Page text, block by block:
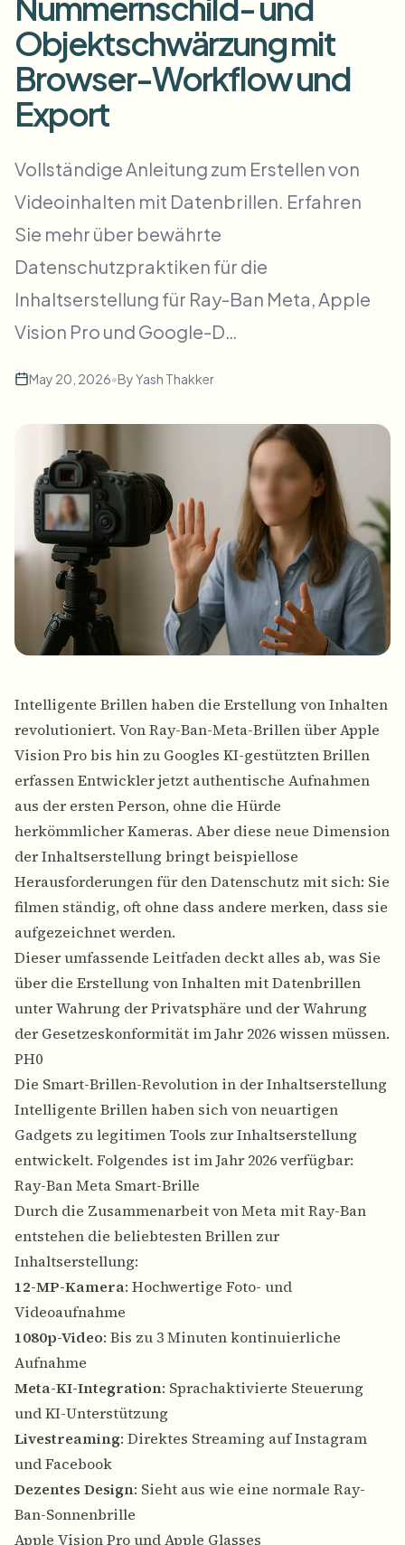
Gesichtstausch - Video
Video-Intelligenz
Viele Videos auf einmal bearbeiten
Massen-Gesichtsweichzeichnung
Hochdurchsatz-Pipelines
Alles weichzeichnen
Enterprise-Zonen, Richtlinien und Überprüfung
API & SDK
Kontaktformular
Video-Intelligenz
Massen-Hintergrundentfernung
Objektschwärzung mit
Browser-Workflow und
Export
Vollständige Anleitung zum Erstellen von
Videoinhalten mit Datenbrillen. Erfahren
Sie mehr über bewährte
Datenschutzpraktiken für die
Inhaltserstellung für Ray-Ban Meta, Apple
Vision Pro und Google-D…
May 20, 2026•ByYash Thakker
Intelligente Brillen haben die Erstellung von Inhalten
revolutioniert. Von Ray-Ban-Meta-Brillen über Apple
Vision Pro bis hin zu Googles KI-gestützten Brillen
erfassen Entwickler jetzt authentische Aufnahmen
aus der ersten Person, ohne die Hürde
herkömmlicher Kameras. Aber diese neue Dimension
der Inhaltserstellung bringt beispiellose
Herausforderungen für den Datenschutz mit sich: Sie
filmen ständig, oft ohne dass andere merken, dass sie
aufgezeichnet werden.
Dieser umfassende Leitfaden deckt alles ab, was Sie
über die Erstellung von Inhalten mit Datenbrillen
unter Wahrung der Privatsphäre und der Wahrung
der Gesetzeskonformität im Jahr 2026 wissen müssen.
PH0
Die Smart-Brillen-Revolution in der Inhaltserstellung
Intelligente Brillen haben sich von neuartigen
Gadgets zu legitimen Tools zur Inhaltserstellung
entwickelt. Folgendes ist im Jahr 2026 verfügbar:
Ray-Ban Meta Smart-Brille
Durch die Zusammenarbeit von Meta mit Ray-Ban
entstehen die beliebtesten Brillen zur
Inhaltserstellung:
12-MP-Kamera: Hochwertige Foto- und
Videoaufnahme
1080p-Video: Bis zu 3 Minuten kontinuierliche
Aufnahme
Meta-KI-Integration: Sprachaktivierte Steuerung
und KI-Unterstützung
Livestreaming: Direktes Streaming auf Instagram
und Facebook
Dezentes Design: Sieht aus wie eine normale Ray-
Ban-Sonnenbrille
Apple Vision Pro und Apple Glasses